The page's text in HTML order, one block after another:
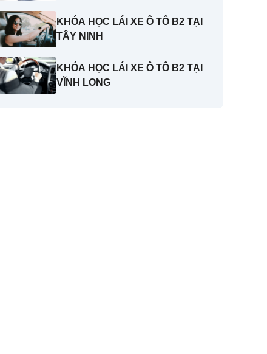
KHÓA HỌC LÁI XE Ô TÔ B2 TẠI
TÂY NINH
KHÓA HỌC LÁI XE Ô TÔ B2 TẠI
VĨNH LONG